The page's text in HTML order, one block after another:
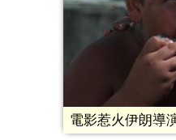
電影惹火伊朗導